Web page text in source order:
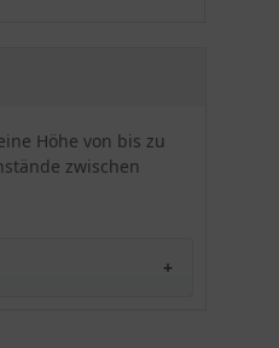
den einzelnen
emporsteigt.
vor Augen führen,
Höhe von bis zu
zwischen